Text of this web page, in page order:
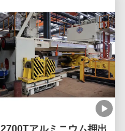
2700Tアルミニウム押出